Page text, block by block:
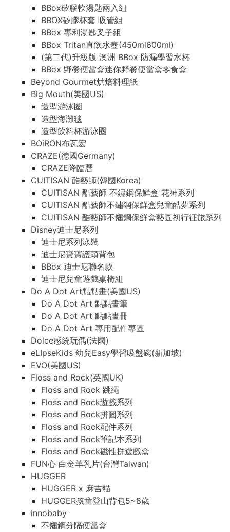
BBox矽膠軟湯匙兩入組
BBOX矽膠杯套 吸管組
BBox 專利湯匙叉子組
BBox Tritan直飲水壺(450ml600ml)
(第二代)升級版 澳洲 BBox 防漏學習水杯
BBox 野餐便當盒迷你野餐便當盒零食盒
Beyond Gourmet烘焙料理紙
Big Mouth(美國US)
造型游泳圈
造型海灘毯
造型飲料杯游泳圈
BOiRON布瓦宏
CRAZE(德國Germany)
CRAZE降臨曆
CUITISAN 酷藝師(韓國Korea)
CUITISAN 酷藝師 不鏽鋼保鮮盒 花神系列
CUITISAN 酷藝師不鏽鋼保鮮盒兒童酷夢系列
CUITISAN 酷藝師不鏽鋼保鮮盒藝匠初行征旅系列
Disney迪士尼系列
迪士尼系列泳裝
迪士尼寶寶護頭背包
BBox 迪士尼聯名款
迪士尼兒童遊戲桌椅組
Do A Dot Art點點畫(美國US)
Do A Dot Art 點點畫筆
Do A Dot Art 點點畫冊
Do A Dot Art 專用配件專區
Dolce感統玩偶(法國)
eLIpseKids 幼兒Easy學習吸盤碗(新加坡)
EVO(美國US)
Floss and Rock(英國UK)
Floss and Rock 跳繩
Floss and Rock遊戲系列
Floss and Rock拼圖系列
Floss and Rock配件系列
Floss and Rock筆記本系列
Floss and Rock磁性拼遊戲盒
FUN心 白金羊乳片(台灣Taiwan)
HUGGER
HUGGER x 麻吉貓
HUGGER孩童登山背包5~8歲
innobaby
不鏽鋼分隔便當盒